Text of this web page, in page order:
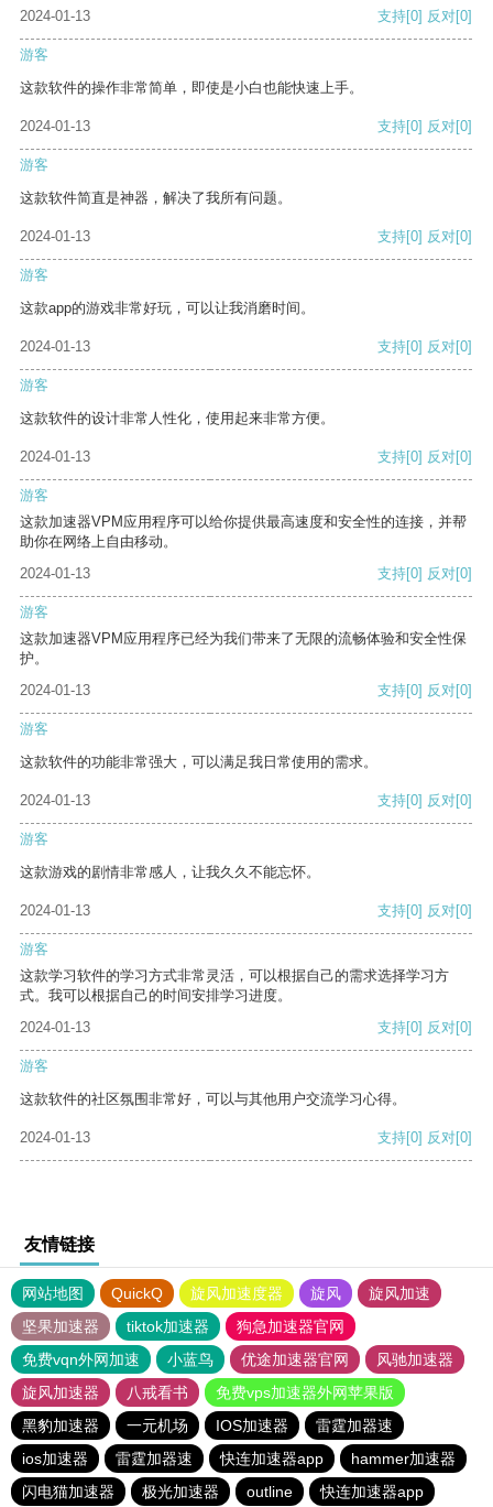
2024-01-13 支持[0] 反对[0]
游客
这款软件的操作非常简单，即使是小白也能快速上手。
2024-01-13 支持[0] 反对[0]
游客
这款软件简直是神器，解决了我所有问题。
2024-01-13 支持[0] 反对[0]
游客
这款app的游戏非常好玩，可以让我消磨时间。
2024-01-13 支持[0] 反对[0]
游客
这款软件的设计非常人性化，使用起来非常方便。
2024-01-13 支持[0] 反对[0]
游客
这款加速器VPM应用程序可以给你提供最高速度和安全性的连接，并帮
助你在网络上自由移动。
2024-01-13
支持[0] 反对[0]
游客
这款加速器VPM应用程序已经为我们带来了无限的流畅体验和安全性保
护。
2024-01-13
支持[0] 反对[0]
游客
这款软件的功能非常强大，可以满足我日常使用的需求。
2024-01-13 支持[0] 反对[0]
游客
这款游戏的剧情非常感人，让我久久不能忘怀。
2024-01-13 支持[0] 反对[0]
游客
这款学习软件的学习方式非常灵活，可以根据自己的需求选择学习方
式。我可以根据自己的时间安排学习进度。
2024-01-13
支持[0] 反对[0]
游客
这款软件的社区氛围非常好，可以与其他用户交流学习心得。
2024-01-13 支持[0] 反对[0]
友情链接
网站地图 QuickQ 旋风加速度器 旋风
旋风加速
坚果加速器
tiktok加速器
狗急加速器官网
免费vqn外网加速
小蓝鸟 优途加速器官网
风驰加速器
旋风加速器
八戒看书
免费vps加速器外网苹果版
黑豹加速器
一元机场 IOS加速器
雷霆加器速
ios加速器
雷霆加器速 快连加速器app
hammer加速器
闪电猫加速器
极光加速器 outline 快连加速器app